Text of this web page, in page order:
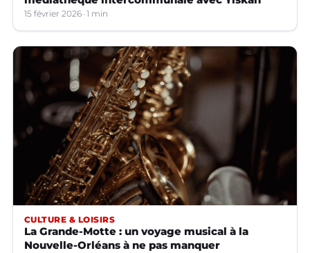
15 février 2026 1 min
CULTURE & LOISIRS
La Grande-Motte : un voyage musical à la
Nouvelle-Orléans à ne pas manquer